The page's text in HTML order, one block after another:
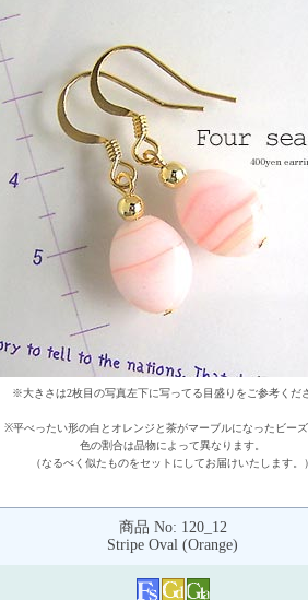
※大きさは2枚目の写真左下に写ってる目盛りをご参考くだ
※平べったい形の白とオレンジと茶がマーブルになったビー
色の割合は品物によって異なります。
（なるべく似たものをセットにしてお届けいたします。
商品 No: 120_12
Stripe Oval (Orange)